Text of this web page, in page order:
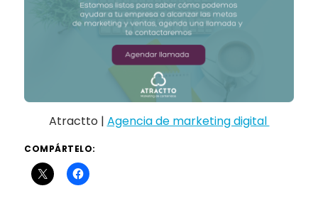
Atractto | Agencia de marketing digital
COMPÁRTELO: